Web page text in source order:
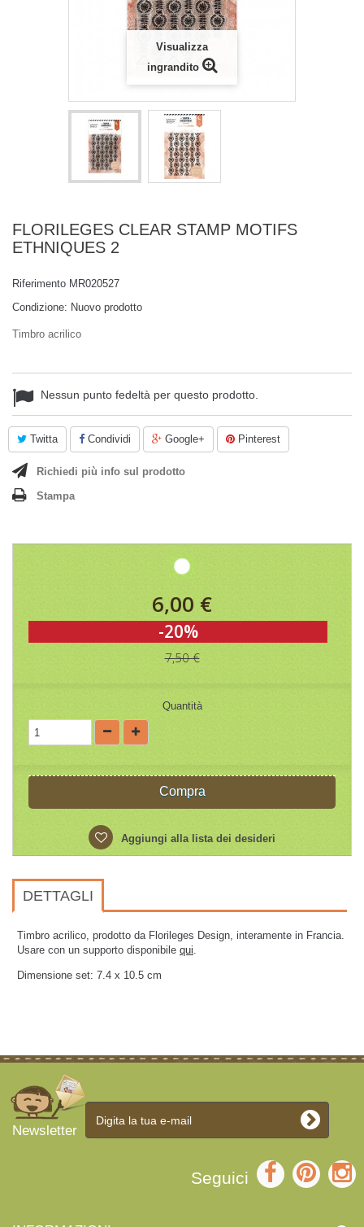
Visualizza
ingrandito
FLORILEGES CLEAR STAMP MOTIFS
ETHNIQUES 2
Riferimento MR020527
Condizione: Nuovo prodotto
Timbro acrilico
Nessun punto fedeltà per questo prodotto.
Twitta Condividi Google+ Pinterest
Richiedi più info sul prodotto
Stampa
6,00 €
-20%
7,50 €
Quantità
Compra
Aggiungi alla lista dei desideri
DETTAGLI
Timbro acrilico, prodotto da Florileges Design, interamente in Francia.
Usare con un supporto disponibile qui.
Dimensione set: 7.4 x 10.5 cm
Newsletter
Seguici